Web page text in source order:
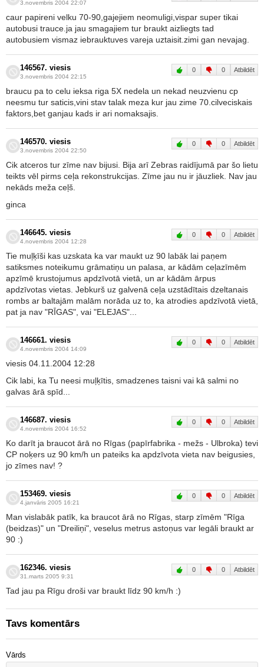
3.novembris 2004 22:07
caur papireni velku 70-90,gajejiem neomuligi,vispar super tikai
autobusi trauce.ja jau smagajiem tur braukt aizliegts tad
autobusiem vismaz iebrauktuves vareja uztaisit.zimi gan nevajag.
146567. viesis
3.novembris 2004 22:15
0 0 Atbildēt
braucu pa to celu ieksa riga 5X nedela un nekad neuzvienu cp
neesmu tur saticis,vini stav talak meza kur jau zime 70.cilveciskais
faktors,bet ganjau kads ir ari nomaksajis.
146570. viesis
3.novembris 2004 22:50
0 0 Atbildēt
Cik atceros tur zīme nav bijusi. Bija arī Zebras raidījumā par šo lietu
teikts vēl pirms ceļa rekonstrukcijas. Zīme jau nu ir jāuzliek. Nav jau
nekāds meža ceļš.
ginca
146645. viesis
4.novembris 2004 12:28
0 0 Atbildēt
Tie muļķīši kas uzskata ka var maukt uz 90 labāk lai paņem
satiksmes noteikumu grāmatiņu un palasa, ar kādām ceļazīmēm
apzīmē krustojumus apdzīvotā vietā, un ar kādām ārpus
apdzīvotas vietas. Jebkurš uz galvenā ceļa uzstādītais dzeltanais
rombs ar baltajām malām norāda uz to, ka atrodies apdzīvotā vietā,
pat ja nav "RĪGAS", vai "ELEJAS"...
146661. viesis
4.novembris 2004 14:09
0 0 Atbildēt
viesis 04.11.2004 12:28
Cik labi, ka Tu neesi muļķītis, smadzenes taisni vai kā salmi no
galvas ārā spīd...
146687. viesis
4.novembris 2004 16:52
0 0 Atbildēt
Ko darīt ja braucot ārā no Rīgas (papīrfabrika - mežs - Ulbroka) tevi
CP noķers uz 90 km/h un pateiks ka apdzīvota vieta nav beigusies,
jo zīmes nav! ?
153469. viesis
4.janvāris 2005 16:21
0 0 Atbildēt
Man vislabāk patīk, ka braucot ārā no Rīgas, starp zīmēm "Rīga
(beidzas)" un "Dreiliņi", veselus metrus astoņus var legāli braukt ar
90 :)
162346. viesis
31.marts 2005 9:31
0 0 Atbildēt
Tad jau pa Rīgu droši var braukt līdz 90 km/h :)
Tavs komentārs
Vārds